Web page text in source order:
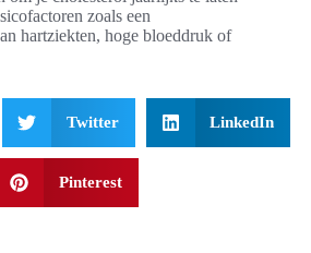
zoals een
hartziekten, hoge bloeddruk of
Twitter LinkedIn
Pinterest